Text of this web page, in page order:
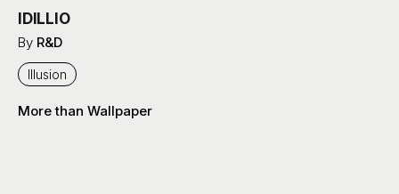
IDILLIO
By R&D
Illusion
More than Wallpaper